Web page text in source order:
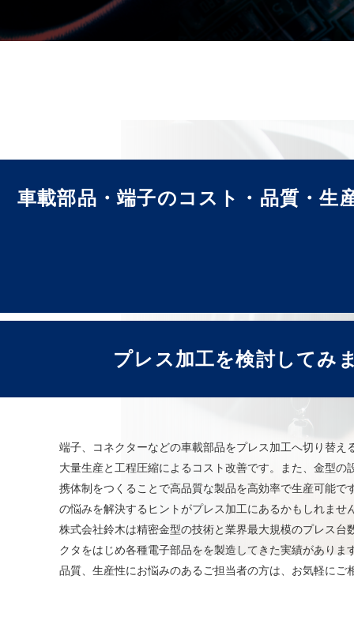
車載部品・端子のコスト・品質・生
プレス加工を検討してみ
端子、コネクターなどの車載部品をプレス加工へ切り替え
大量生産と工程圧縮によるコスト改善です。また、金型の
携体制をつくることで高品質な製品を高効率で生産可能で
の悩みを解決するヒントがプレス加工にあるかもしれませ
株式会社鈴木は精密金型の技術と業界最大規模のプレス台
クタをはじめ各種電子部品をを製造してきた実績がありま
品質、生産性にお悩みのあるご担当者の方は、お気軽にご